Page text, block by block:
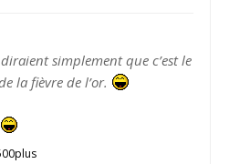
simplement que c’est le
la fièvre de l’or.